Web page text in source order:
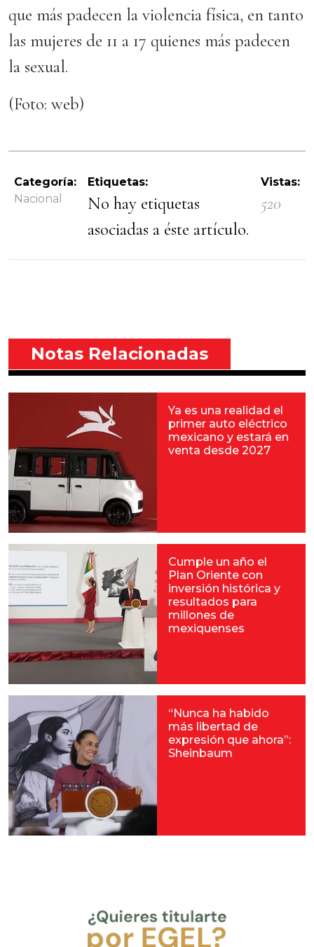
que más padecen la violencia física, en tanto
las mujeres de 11 a 17 quienes más padecen
la sexual.
(Foto: web)
Categoría:
Nacional
Etiquetas:
No hay etiquetas
asociadas a éste artículo.
Vistas:
520
Notas Relacionadas
Ya es una realidad el
primer auto eléctrico
mexicano y estará en
venta desde 2027
Cumple un año el
Plan Oriente con
inversión histórica y
resultados para
millones de
mexiquenses
“Nunca ha habido
más libertad de
expresión que ahora”:
Sheinbaum